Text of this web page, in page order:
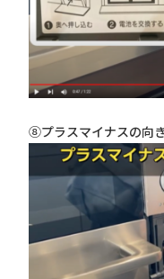
⑧プラスマイナスの向